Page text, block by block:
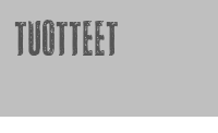
Tuotteet